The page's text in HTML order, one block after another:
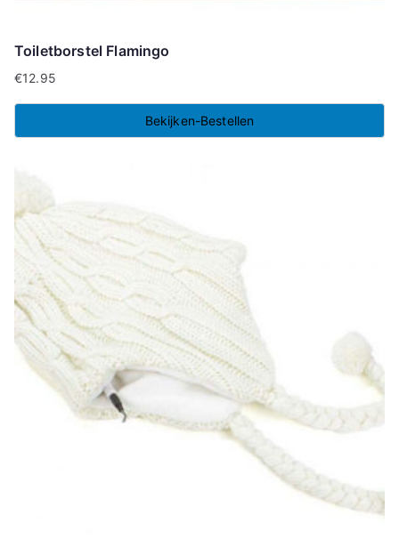
Toiletborstel Flamingo
€12.95
Bekijken-Bestellen